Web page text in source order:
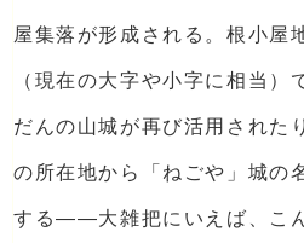
屋集落が形成される。根小屋
（現在の大字や小字に相当）
だんの山城が再び活用された
の所在地から「ねごや」城の
する――大雑把にいえば、こ